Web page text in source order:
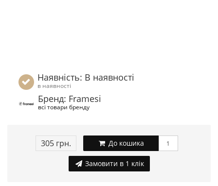
Наявність: В наявності
в наявності
Бренд: Framesi
всі товари бренду
305 грн. До кошика
Замовити в 1 клік